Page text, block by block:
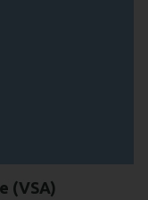
(VSA)